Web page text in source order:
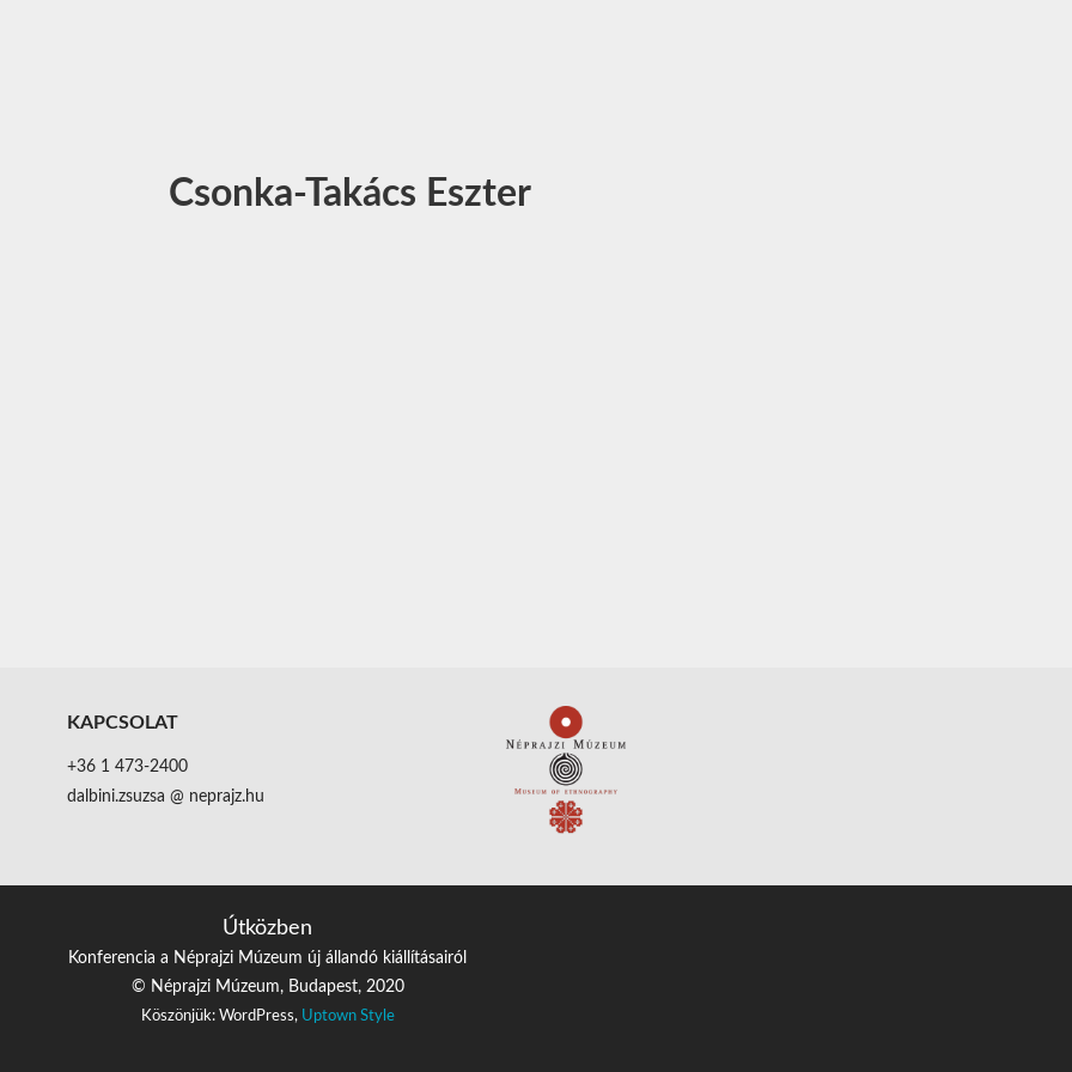
Csonka-Takács Eszter
KAPCSOLAT
+36 1 473-2400
dalbini.zsuzsa @ neprajz.hu
Útközben
Konferencia a Néprajzi Múzeum új állandó kiállításairól
© Néprajzi Múzeum, Budapest, 2020
Köszönjük: WordPress, Uptown Style